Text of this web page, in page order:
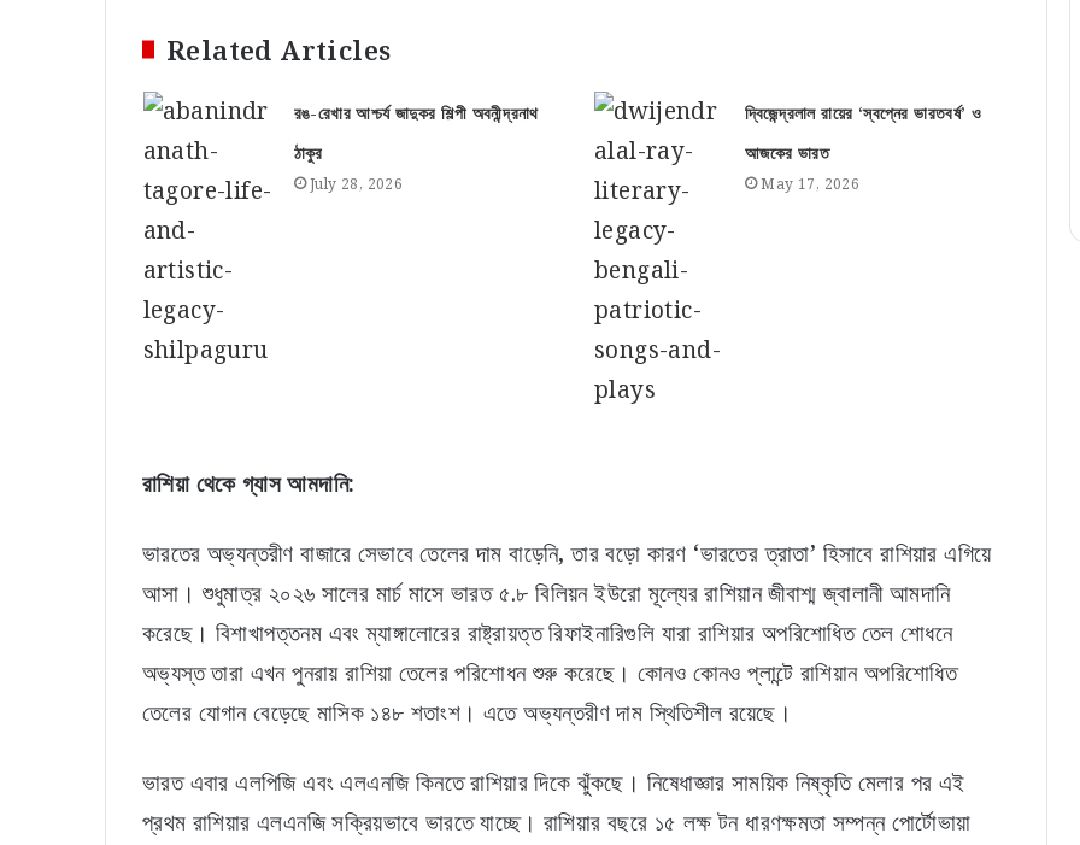
Related Articles
রঙ-রেখার আশ্চর্য জাদুকর শিল্পী অবনীন্দ্রনাথ
ঠাকুর
July 28, 2026
দ্বিজেন্দ্রলাল রায়ের ‘স্বপ্নের ভারতবর্ষ’ ও
আজকের ভারত
May 17, 2026
রাশিয়া থেকে গ্যাস আমদানি:
ভারতের অভ্যন্তরীণ বাজারে সেভাবে তেলের দাম বাড়েনি, তার বড়ো কারণ ‘ভারতের ত্রাতা’ হিসাবে রাশিয়ার এগিয়ে
আসা। শুধুমাত্র ২০২৬ সালের মার্চ মাসে ভারত ৫.৮ বিলিয়ন ইউরো মূল্যের রাশিয়ান জীবাশ্ম জ্বালানী আমদানি
করেছে। বিশাখাপত্তনম এবং ম্যাঙ্গালোরের রাষ্ট্রায়ত্ত রিফাইনারিগুলি যারা রাশিয়ার অপরিশোধিত তেল শোধনে
অভ্যস্ত তারা এখন পুনরায় রাশিয়া তেলের পরিশোধন শুরু করেছে। কোনও কোনও প্লান্টে রাশিয়ান অপরিশোধিত
তেলের যোগান বেড়েছে মাসিক ১৪৮ শতাংশ। এতে অভ্যন্তরীণ দাম স্থিতিশীল রয়েছে।
ভারত এবার এলপিজি এবং এলএনজি কিনতে রাশিয়ার দিকে ঝুঁকছে। নিষেধাজ্ঞার সাময়িক নিষ্কৃতি মেলার পর এই
প্রথম রাশিয়ার এলএনজি সক্রিয়ভাবে ভারতে যাচ্ছে। রাশিয়ার বছরে ১৫ লক্ষ টন ধারণক্ষমতা সম্পন্ন পোর্টোভায়া